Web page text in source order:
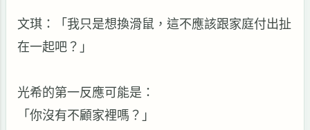
文琪：「我只是想換滑鼠，這不應該跟家庭付出扯
在一起吧？」
光希的第一反應可能是：
「你沒有不顧家裡嗎？」